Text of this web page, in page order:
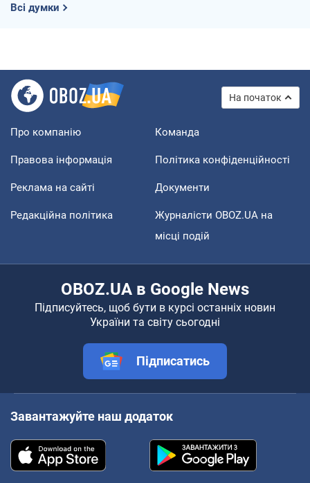
Всі думки
На початок
Про компанію Команда
Правова інформація Політика конфіденційності
Реклама на сайті Документи
Редакційна політика
Журналісти OBOZ.UA на
місці подій
OBOZ.UA в Google News
Підписуйтесь, щоб бути в курсі останніх новин
України та світу сьогодні
Підписатись
Завантажуйте наш додаток